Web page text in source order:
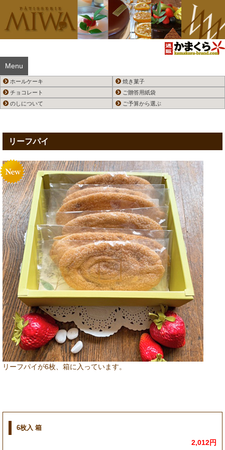
Menu
ホールケーキ
焼き菓子
チョコレート
ご贈答用紙袋
のしについて
ご予算から選ぶ
リーフパイ
リーフパイが6枚、箱に入っています。
6枚入 箱
2,012円